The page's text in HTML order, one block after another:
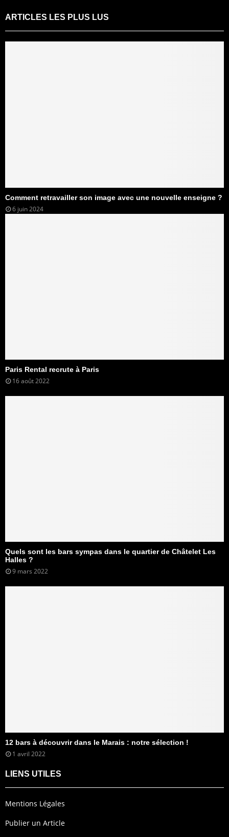
ARTICLES LES PLUS LUS
Comment retravailler son image avec une nouvelle enseigne ?
6 juin 2024
Paris Rental recrute à Paris
16 août 2022
Quels sont les bars sympas dans le quartier de Châtelet Les
Halles ?
9 mars 2022
12 bars à découvrir dans le Marais : notre sélection !
1 avril 2022
LIENS UTILES
Mentions Légales
Publier un Article